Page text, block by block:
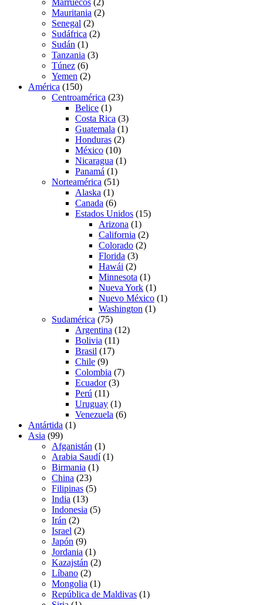
Marruecos (2)
Mauritania (2)
Senegal (2)
Sudáfrica (2)
Sudán (1)
Tanzania (3)
Túnez (6)
Yemen (2)
América (150)
Centroamérica (23)
Belice (1)
Costa Rica (3)
Guatemala (1)
Honduras (2)
México (10)
Nicaragua (1)
Panamá (1)
Norteamérica (51)
Alaska (1)
Canada (6)
Estados Unidos (15)
Arizona (1)
California (2)
Colorado (2)
Florida (3)
Hawái (2)
Minnesota (1)
Nueva York (1)
Nuevo México (1)
Washington (1)
Sudamérica (75)
Argentina (12)
Bolivia (11)
Brasil (17)
Chile (9)
Colombia (7)
Ecuador(3)
Perú (11)
Uruguay (1)
Venezuela (6)
Antártida (1)
Asia (99)
Afganistán (1)
Arabia Saudí(1)
Birmania (1)
China (23)
Filipinas (5)
India (13)
Indonesia (5)
Irán (2)
Israel (2)
Japón (9)
Jordania (1)
Kazajstán (2)
Líbano (2)
Mongolia (1)
República de Maldivas (1)